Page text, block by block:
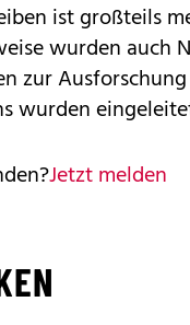
ist großteils
wurden auch
zur
wurden
Jetzt melden